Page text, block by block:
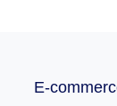
E-